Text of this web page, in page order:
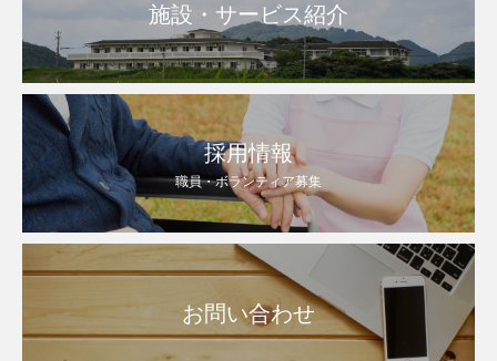
施設・サービス紹介
採用情報
職員・ボランティア募集
お問い合わせ